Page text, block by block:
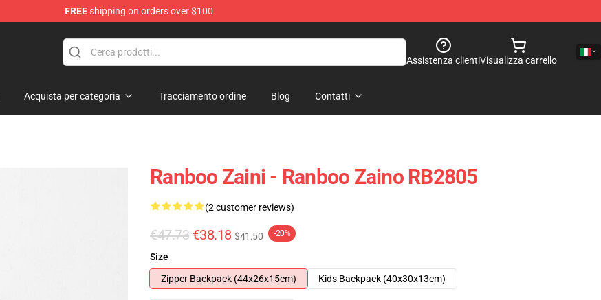
FREEshipping on orders over $100
Assistenza clientiVisualizza carrello
Acquista per categoria Tracciamento ordine Blog Contatti
Ranboo Zaini - Ranboo Zaino RB2805
(2 customer reviews)
€47.73 €38.18 $41.50 -20%
Size
Zipper Backpack (44x26x15cm)
Kids Backpack (40x30x13cm)